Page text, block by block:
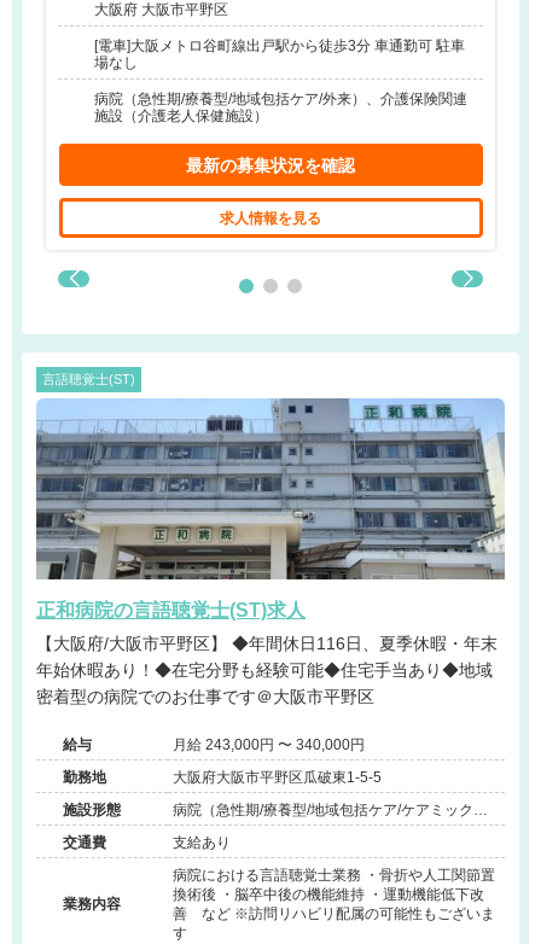
大阪府 大阪市平野区
[電車]大阪メトロ谷町線出戸駅から徒歩3分 車通勤可 駐車
場なし
病院（急性期/療養型/地域包括ケア/外来）、介護保険関連
施設（介護老人保健施設）
最新の募集状況を確認
求人情報を見る
言語聴覚士(ST)
正和病院の言語聴覚士(ST)求人
【大阪府/大阪市平野区】 ◆年間休日116日、夏季休暇・年末
年始休暇あり！◆在宅分野も経験可能◆住宅手当あり◆地域
密着型の病院でのお仕事です＠大阪市平野区
給与
月給 243,000円 〜 340,000円
勤務地
大阪府大阪市平野区瓜破東1-5-5
施設形態
病院（急性期/療養型/地域包括ケア/ケアミック
ス）
交通費 支給あり
業務内容
病院における言語聴覚士業務 ・骨折や人工関節置
換術後 ・脳卒中後の機能維持 ・運動機能低下改
善 など ※訪問リハビリ配属の可能性もございま
す